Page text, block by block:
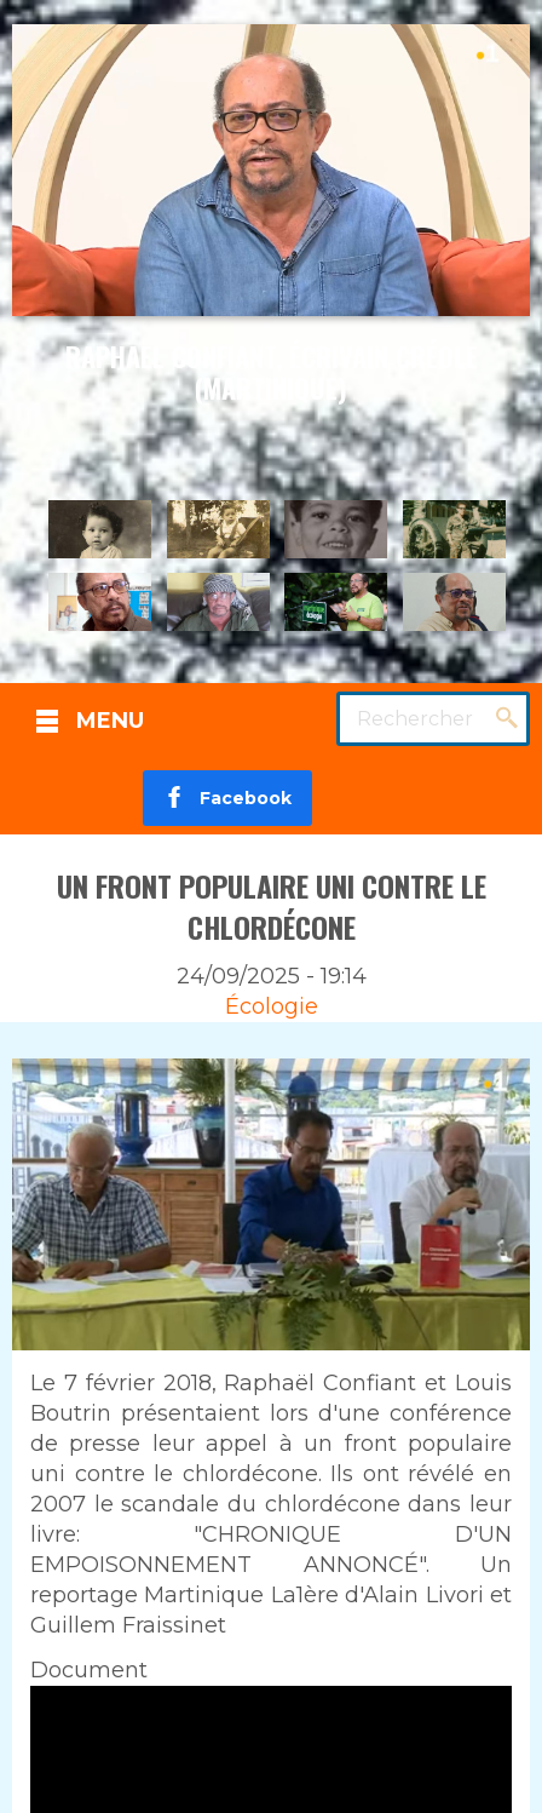
RAPHAEL CONFIANT, ÉCRIVAIN CRÉOLE
(MARTINIQUE)
MENU Rechercher
Facebook
UN FRONT POPULAIRE UNI CONTRE LE
CHLORDÉCONE
24/09/2025 - 19:14
Écologie
Intro
Le 7 février 2018, Raphaël Confiant et Louis
Boutrin présentaient lors d'une conférence
de presse leur appel à un front populaire
uni contre le chlordécone. Ils ont révélé en
2007 le scandale du chlordécone dans leur
livre: "CHRONIQUE D'UN
EMPOISONNEMENT ANNONCÉ". Un
reportage Martinique La1ère d'Alain Livori et
Guillem Fraissinet
Document